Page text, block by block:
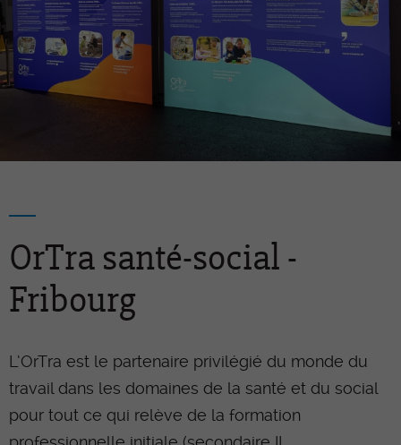
OrTra santé-social -
Fribourg
L’OrTra est le partenaire privilégié du monde du
travail dans les domaines de la santé et du social
pour tout ce qui relève de la formation